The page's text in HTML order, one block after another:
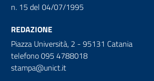
n. 15 del 04/07/1995
REDAZIONE
Piazza Università, 2 - 95131 Catania
telefono 095 4788018
stampa@unict.it